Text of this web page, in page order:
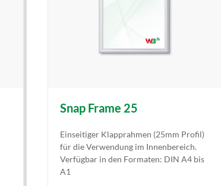
Snap Frame 25
Einseitiger Klapprahmen (25mm Profil)
für die Verwendung im Innenbereich.
Verfügbar in den Formaten: DIN A4 bis
A1